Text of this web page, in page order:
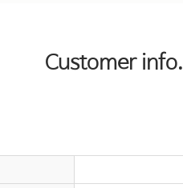
Customer info.